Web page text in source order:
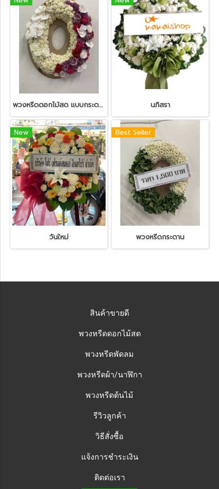
พวงหรีดดอกไม้สด แบบกระดาน นภิสรา
New
วันใหม่
Best Seller
พวงหรีดกระดาน
สินค้าขายดี
พวงหรีดดอกไม้สด
พวงหรีดพัดลม
พวงหรีดผ้า/นาฬิกา
พวงหรีดต้นไม้
รีวิวลูกค้า
วิธีสั่งซื้อ
แจ้งการชำระเงิน
ติดต่อเรา